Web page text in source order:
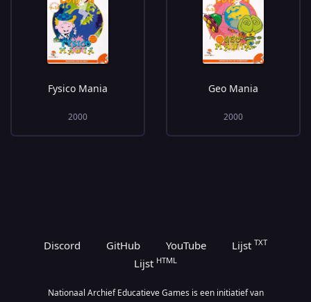
Fysico Mania
2000
Geo Mania
2000
Discord GitHub YouTube Lijst TXT
Lijst HTML
Nationaal Archief Educatieve Games is een initiatief van